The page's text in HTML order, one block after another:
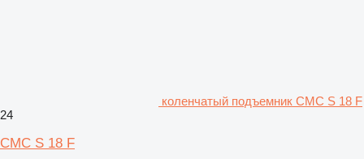
коленчатый подъемник CMC S 18 F
24
CMC S 18 F